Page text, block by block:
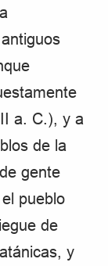
a. C.), y a
de la
gente
pueblo
de
y